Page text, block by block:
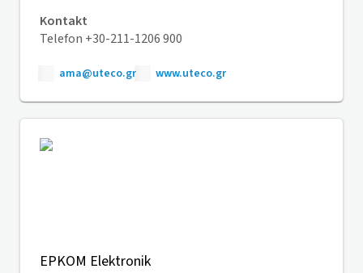
Kontakt
Telefon +30-211-1206 900
ama@uteco.gr www.uteco.gr
EPKOM Elektronik